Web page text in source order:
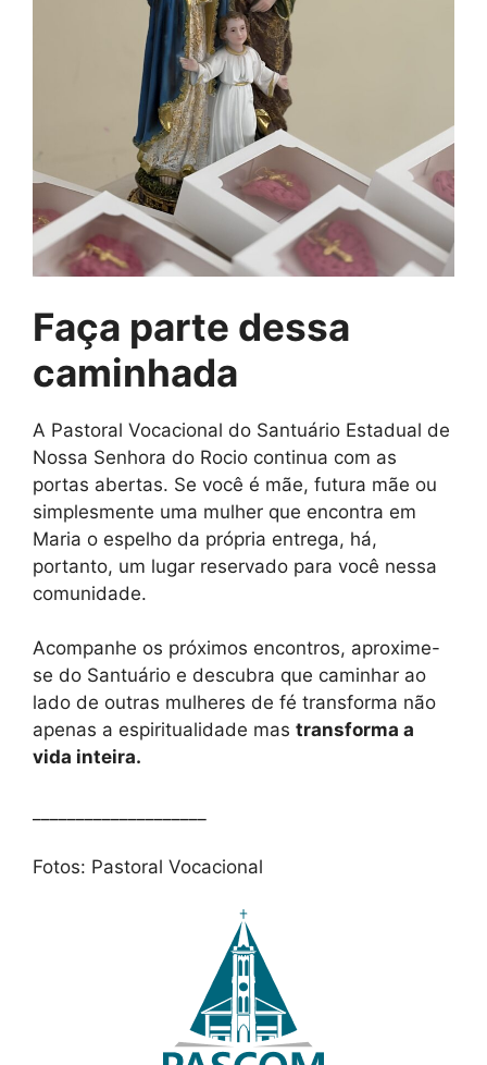
Faça parte dessa
caminhada
A Pastoral Vocacional do Santuário Estadual de
Nossa Senhora do Rocio continua com as
portas abertas. Se você é mãe, futura mãe ou
simplesmente uma mulher que encontra em
Maria o espelho da própria entrega, há,
portanto, um lugar reservado para você nessa
comunidade.
Acompanhe os próximos encontros, aproxime-
se do Santuário e descubra que caminhar ao
lado de outras mulheres de fé transforma não
apenas a espiritualidade mas transforma a
vida inteira.
Fotos: Pastoral Vocacional